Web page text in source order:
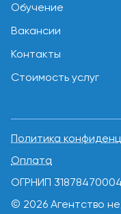
Обучение
Вакансии
Контакты
Стоимость услуг
Политика
Оплата
ОГРНИП
© 2026 Агентство